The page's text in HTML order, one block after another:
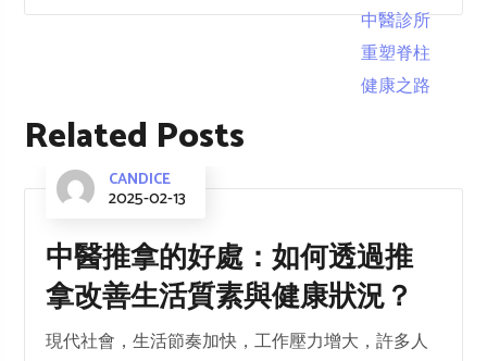
Related Posts
CANDICE
2025-02-13
中醫推拿的好處：如何透過推
拿改善生活質素與健康狀況？
現代社會，生活節奏加快，工作壓力增大，許多人